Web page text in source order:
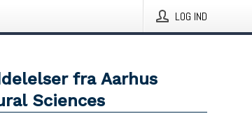
LOG IND
fra Aarhus
Sciences